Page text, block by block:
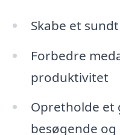
Skabe et
Forbedre
produktivitet
Opretholde et
besøgende